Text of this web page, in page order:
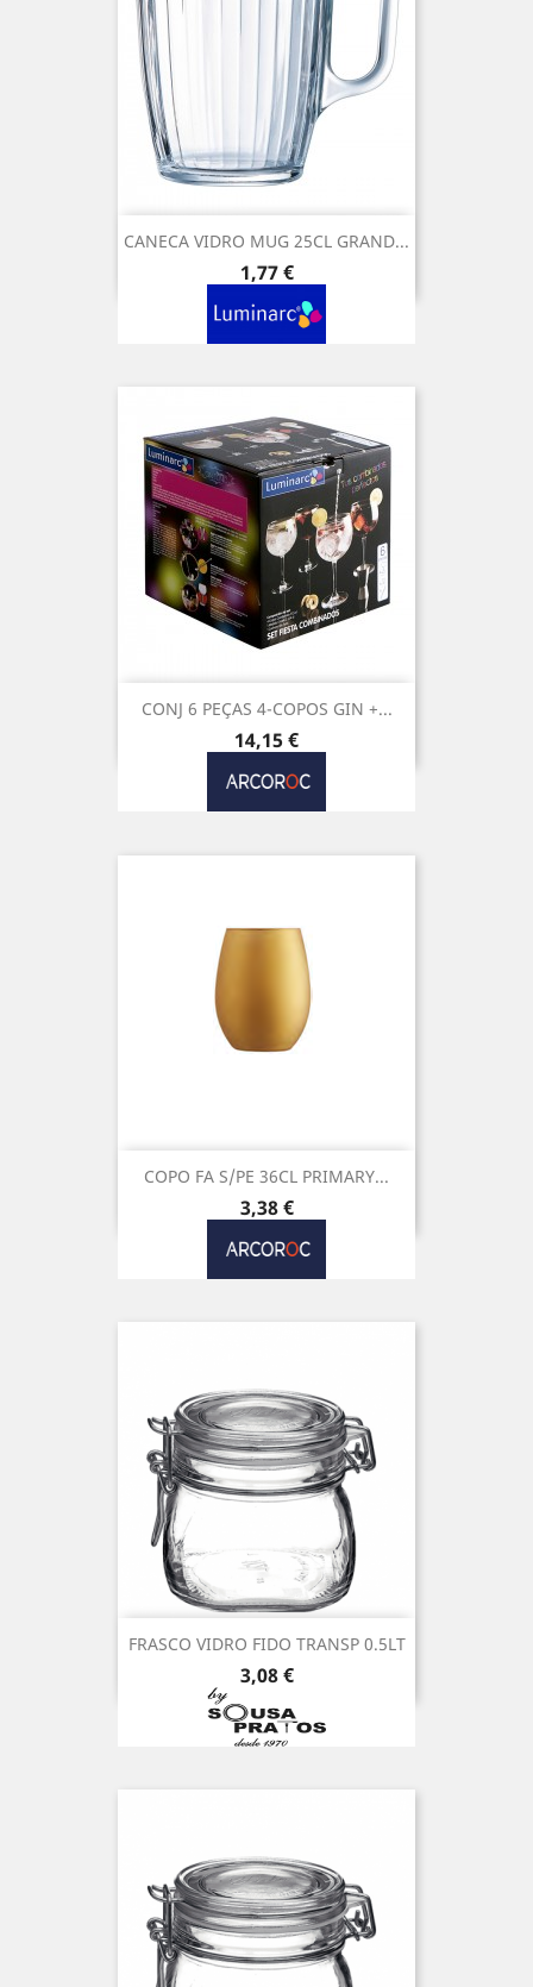
CANECA VIDRO MUG 25CL GRAND...
Preço
1,77 €
CONJ 6 PEÇAS 4-COPOS GIN +...
Preço
14,15 €
COPO FA S/PE 36CL PRIMARY...
Preço
3,38 €
FRASCO VIDRO FIDO TRANSP 0.5LT
Preço
3,08 €